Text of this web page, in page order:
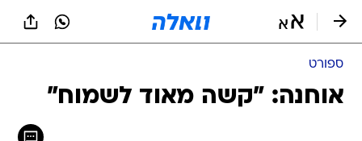
ספורט
אוחנה: "קשה מאוד לשמוח"